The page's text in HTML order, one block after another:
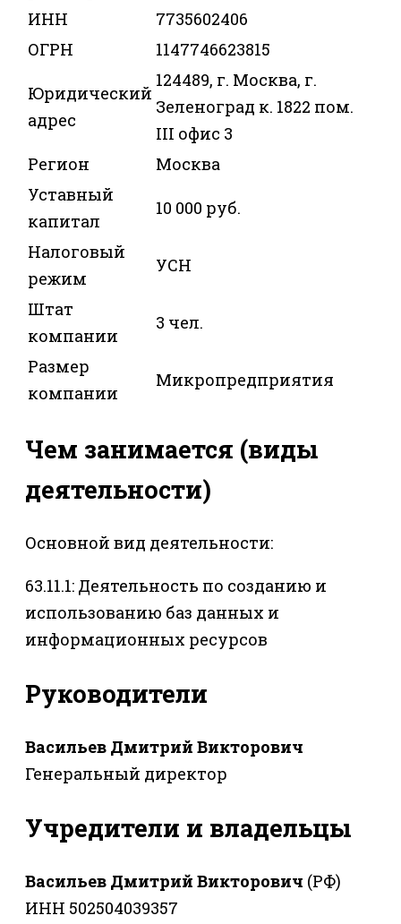
ИНН
7735602406
ОГРН
1147746623815
Юридический
адрес
124489, г. Москва, г.
Зеленоград к. 1822 пом.
III офис 3
Регион
Москва
Уставный
капитал
10 000 руб.
Налоговый
режим
УСН
Штат
компании
3 чел.
Размер
компании
Микропредприятия
Чем занимается (виды
деятельности)
Основной вид деятельности:
63.11.1: Деятельность по созданию и
использованию баз данных и
информационных ресурсов
Руководители
Васильев Дмитрий Викторович
Генеральный директор
Учредители и владельцы
Васильев Дмитрий Викторович (РФ)
ИНН 502504039357